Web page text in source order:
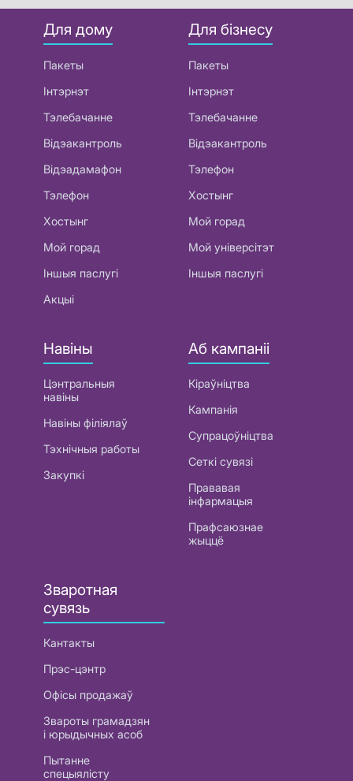
Для дому
Пакеты
Інтэрнэт
Тэлебачанне
Відэакантроль
Відэадамафон
Тэлефон
Хостынг
Мой горад
Іншыя паслугі
Акцыі
Для бізнесу
Пакеты
Інтэрнэт
Тэлебачанне
Відэакантроль
Тэлефон
Хостынг
Мой горад
Мой універсітэт
Іншыя паслугі
Навіны
Цэнтральныя
навіны
Навіны філіялаў
Тэхнічныя работы
Закупкі
Аб кампаніі
Кіраўніцтва
Кампанія
Супрацоўніцтва
Сеткі сувязі
Прававая
інфармацыя
Прафсаюзнае
жыццё
Зваротная
сувязь
Кантакты
Прэс-цэнтр
Офісы продажаў
Звароты грамадзян
і юрыдычных асоб
Пытанне
спецыялісту